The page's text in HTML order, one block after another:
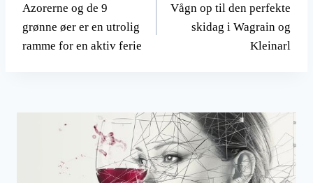
Azorerne og de 9
grønne øer er en utrolig
ramme for en aktiv ferie
Vågn op til den perfekte
skidag i Wagrain og
Kleinarl